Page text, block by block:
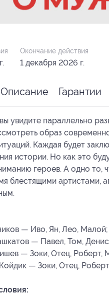
Окончание действия
1 декабря 2026 г.
Описание Гарантии
увидите параллельно
образ
Каждая будет
истории. Но как это
героев. А одно то,
блестящими артистами,
— Иво, Ян, Лео, Малой;
— Павел, Том,
— Зоки, Отец, Роберт,
— Зоки, Отец,